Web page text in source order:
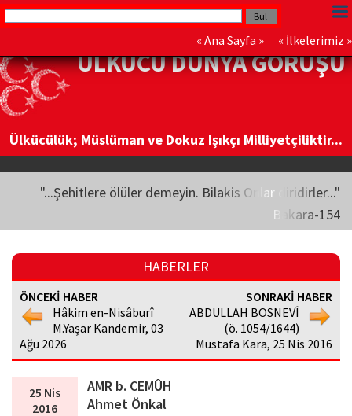
« Ana Sayfa » « İlkelerimiz »
ÜLKÜCÜ DÜNYA GÖRÜŞÜ
Ülkücülük; Müslüman ve Dokuz Işıkçı Milliyetçiliktir...
"...Şehitlere ölüler demeyin. Bilakis Onlar diridirler..."
Bakara-154
HABERLER
ÖNCEKİ HABER
Hâkim en-Nisâburî
M.Yaşar Kandemir, 03
Ağu 2026
SONRAKİ HABER
ABDULLAH BOSNEVÎ
(ö. 1054/1644)
Mustafa Kara, 25 Nis 2016
25 Nis
2016
AMR b. CEMÛH
Ahmet Önkal